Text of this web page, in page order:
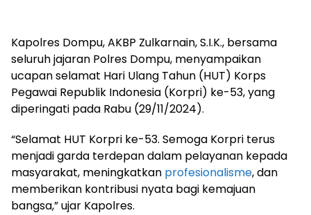
Kapolres Dompu, AKBP Zulkarnain, S.I.K., bersama
seluruh jajaran Polres Dompu, menyampaikan
ucapan selamat Hari Ulang Tahun (HUT) Korps
Pegawai Republik Indonesia (Korpri) ke-53, yang
diperingati pada Rabu (29/11/2024).
“Selamat HUT Korpri ke-53. Semoga Korpri terus
menjadi garda terdepan dalam pelayanan kepada
masyarakat, meningkatkan profesionalisme, dan
memberikan kontribusi nyata bagi kemajuan
bangsa,” ujar Kapolres.